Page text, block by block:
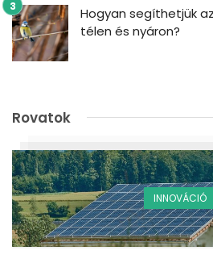
Hogyan segíthetjük
télen és nyáron?
Rovatok
INNOVÁCIÓ